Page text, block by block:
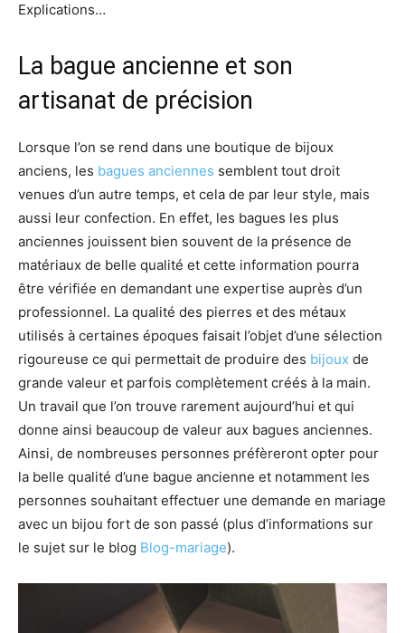
Explications…
La bague ancienne et son
artisanat de précision
Lorsque l’on se rend dans une boutique de bijoux
anciens, les bagues anciennes semblent tout droit
venues d’un autre temps, et cela de par leur style, mais
aussi leur confection. En effet, les bagues les plus
anciennes jouissent bien souvent de la présence de
matériaux de belle qualité et cette information pourra
être vérifiée en demandant une expertise auprès d’un
professionnel. La qualité des pierres et des métaux
utilisés à certaines époques faisait l’objet d’une sélection
rigoureuse ce qui permettait de produire des bijoux de
grande valeur et parfois complètement créés à la main.
Un travail que l’on trouve rarement aujourd’hui et qui
donne ainsi beaucoup de valeur aux bagues anciennes.
Ainsi, de nombreuses personnes préfèreront opter pour
la belle qualité d’une bague ancienne et notamment les
personnes souhaitant effectuer une demande en mariage
avec un bijou fort de son passé (plus d’informations sur
le sujet sur le blog Blog-mariage).